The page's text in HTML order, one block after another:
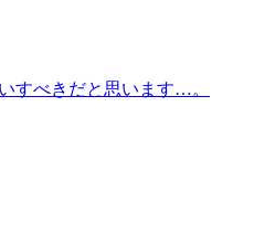
すべきだと思います…。